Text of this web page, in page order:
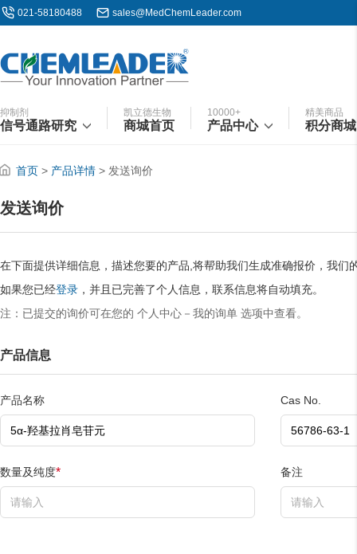
021-58180488 sales@MedChemLeader.com
抑制剂
信号通路研究
凯立德生物
商城首页
10000+
产品中心
精美商品
积分商城
首页 > 产品详情 > 发送询价
发送询价
在下面提供详细信息，描述您要的产品,将帮助我们生成准确报价，我们
如果您已经登录 ，并且已完善了个人信息，联系信息将自动填充。
注：已提交的询价可在您的 个人中心－我的询单 选项中查看。
产品信息
产品名称 Cas No.
数量及纯度* 备注